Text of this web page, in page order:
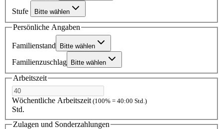
Stufe Bitte wählen
Persönliche Angaben
Familienstand Bitte wählen
Familienzuschlag Bitte wählen
Arbeitszeit
Wöchentliche Arbeitszeit (100% = 40:00 Std.)
Std.
Zulagen und Sonderzahlungen